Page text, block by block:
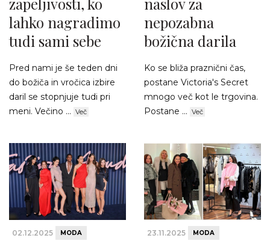
lahko nagradimo
tudi sami sebe
Pred nami je še teden dni
do božiča in vročica izbire
daril se stopnjuje tudi pri
meni. Večino ... Več
nepozabna
božična darila
Ko se bliža praznični čas,
postane Victoria's Secret
mnogo več kot le trgovina.
Postane ... Več
02.12.2025 MODA 23.11.2025 MODA